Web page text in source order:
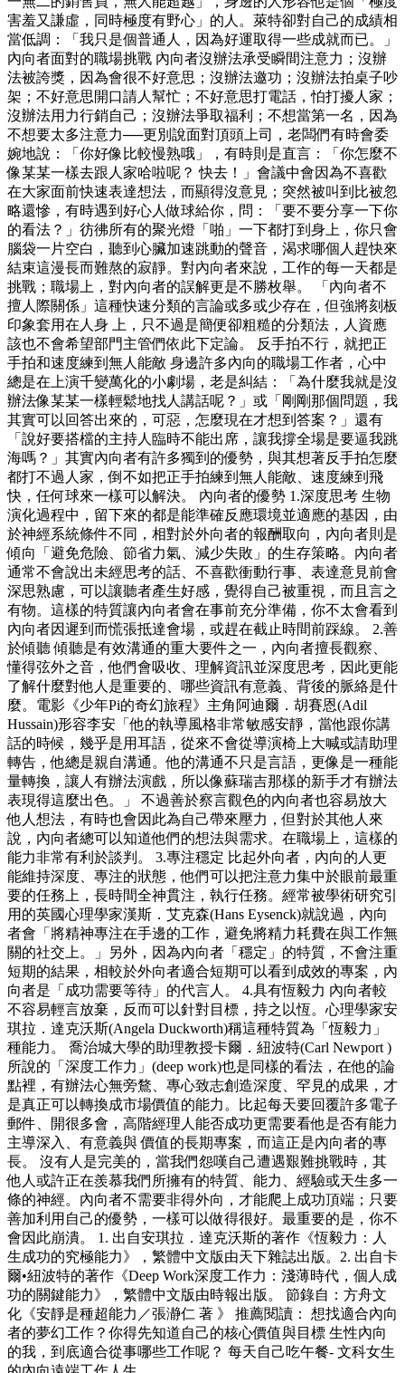
害羞又謙虛，同時極度有野心」的人。萊特卻對自己的成績相
當低調：「我只是個普通人，因為好運取得一些成就而已。」
內向者面對的職場挑戰 內向者沒辦法承受瞬間注意力；沒辦
法被誇獎，因為會很不好意思；沒辦法邀功；沒辦法拍桌子吵
架；不好意思開口請人幫忙；不好意思打電話，怕打擾人家；
沒辦法用力行銷自己；沒辦法爭取福利；不想當第一名，因為
不想要太多注意力──更別說面對頂頭上司，老闆們有時會委
婉地說：「你好像比較慢熟哦」，有時則是直言：「你怎麼不
像某某一樣去跟人家哈啦呢？ 快去！」會議中會因為不喜歡
在大家面前快速表達想法，而顯得沒意見；突然被叫到比被忽
略還慘，有時遇到好心人做球給你，問：「要不要分享一下你
的看法？」彷彿所有的聚光燈「啪」一下都打到身上，你只會
腦袋一片空白，聽到心臟加速跳動的聲音，渴求哪個人趕快來
結束這漫長而難熬的寂靜。對內向者來說，工作的每一天都是
挑戰；職場上，對內向者的誤解更是不勝枚舉。 「內向者不
擅人際關係」這種快速分類的言論或多或少存在，但強將刻板
印象套用在人身 上，只不過是簡便卻粗糙的分類法，人資應
該也不會希望部門主管們依此下定論。 反手拍不行，就把正
手拍和速度練到無人能敵 身邊許多內向的職場工作者，心中
總是在上演千變萬化的小劇場，老是糾結：「為什麼我就是沒
辦法像某某一樣輕鬆地找人講話呢？」或「剛剛那個問題，我
其實可以回答出來的，可惡，怎麼現在才想到答案？」還有
「說好要搭檔的主持人臨時不能出席，讓我撐全場是要逼我跳
海嗎？」其實內向者有許多獨到的優勢，與其想著反手拍怎麼
都打不過人家，倒不如把正手拍練到無人能敵、速度練到飛
快，任何球來一樣可以解決。 內向者的優勢 1.深度思考 生物
演化過程中，留下來的都是能準確反應環境並適應的基因，由
於神經系統條件不同，相對於外向者的報酬取向，內向者則是
傾向「避免危險、節省力氣、減少失敗」的生存策略。內向者
通常不會說出未經思考的話、不喜歡衝動行事、表達意見前會
深思熟慮，可以讓聽者產生好感，覺得自己被重視，而且言之
有物。這樣的特質讓內向者會在事前充分準備，你不太會看到
內向者因遲到而慌張抵達會場，或趕在截止時間前踩線。 2.善
於傾聽 傾聽是有效溝通的重大要件之一，內向者擅長觀察、
懂得弦外之音，他們會吸收、理解資訊並深度思考，因此更能
了解什麼對他人是重要的、哪些資訊有意義、背後的脈絡是什
麼。電影《少年Pi的奇幻旅程》主角阿迪爾．胡賽恩(Adil
Hussain)形容李安「他的執導風格非常敏感安靜，當他跟你講
話的時候，幾乎是用耳語，從來不會從導演椅上大喊或請助理
轉告，他總是親自溝通。他的溝通不只是言語，更像是一種能
量轉換，讓人有辦法演戲，所以像蘇瑞吉那樣的新手才有辦法
表現得這麼出色。」 不過善於察言觀色的內向者也容易放大
他人想法，有時也會因此為自己帶來壓力，但對於其他人來
說，內向者總可以知道他們的想法與需求。在職場上，這樣的
能力非常有利於談判。 3.專注穩定 比起外向者，內向的人更
能維持深度、專注的狀態，他們可以把注意力集中於眼前最重
要的任務上，長時間全神貫注，執行任務。經常被學術研究引
用的英國心理學家漢斯．艾克森(Hans Eysenck)就說過，內向
者會「將精神專注在手邊的工作，避免將精力耗費在與工作無
關的社交上。」另外，因為內向者「穩定」的特質，不會注重
短期的結果，相較於外向者適合短期可以看到成效的專案，內
向者是「成功需要等待」的代言人。 4.具有恆毅力 內向者較
不容易輕言放棄，反而可以針對目標，持之以恆。心理學家安
琪拉．達克沃斯(Angela Duckworth)稱這種特質為「恆毅力」
種能力。 喬治城大學的助理教授卡爾．紐波特(Carl Newport )
所說的「深度工作力」(deep work)也是同樣的看法，在他的論
點裡，有辦法心無旁鶩、專心致志創造深度、罕見的成果，才
是真正可以轉換成市場價值的能力。比起每天要回覆許多電子
郵件、開很多會，高階經理人能否成功更需要看他是否有能力
主導深入、有意義與 價值的長期專案，而這正是內向者的專
長。 沒有人是完美的，當我們怨嘆自己遭遇艱難挑戰時，其
他人或許正在羨慕我們所擁有的特質、能力、經驗或天生多一
條的神經。內向者不需要非得外向，才能爬上成功頂端；只要
善加利用自己的優勢，一樣可以做得很好。最重要的是，你不
會因此崩潰。 1. 出自安琪拉．達克沃斯的著作《恆毅力：人
生成功的究極能力》，繁體中文版由天下雜誌出版。2. 出自卡
爾•紐波特的著作《Deep Work深度工作力：淺薄時代，個人成
功的關鍵能力》，繁體中文版由時報出版。 節錄自：方舟文
化《安靜是種超能力／張瀞仁 著 》 推薦閱讀： 想找適合內向
者的夢幻工作？你得先知道自己的核心價值與目標 生性內向
的我，到底適合從事哪些工作呢？ 每天自己吃午餐- 文科女生